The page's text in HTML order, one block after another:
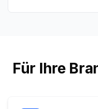
Für Ihre